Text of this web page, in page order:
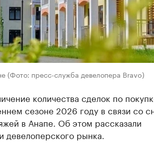
(Фото: пресс-служба девелопера Bravo)
количества сделок по
сезоне 2026 году в связи со
в Анапе. Об этом рассказали
девелоперского рынка.